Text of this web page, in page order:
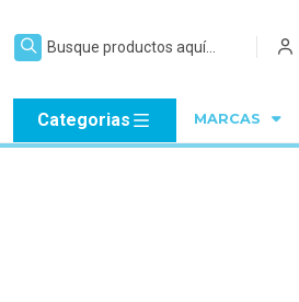
Categorias MARCAS